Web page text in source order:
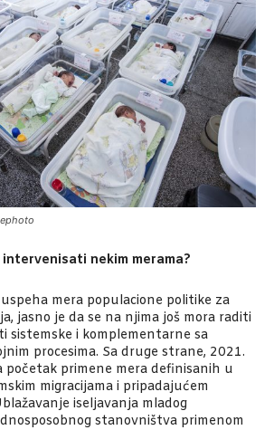
intervenisati nekim merama?
mera populacione politike za
jasno je da se na njima još mora raditi
sistemske i komplementarne sa
procesima. Sa druge strane, 2021.
početak primene mera definisanih u
migracijama i pripadajućem
iseljavanja mladog
stanovništva primenom